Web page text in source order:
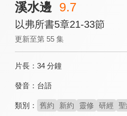
溪水邊 9.7
以弗所書5章21-33節
更新至第 55 集
片長： 34 分鐘
發音： 台語
類別： 舊約 新約 靈修 研經